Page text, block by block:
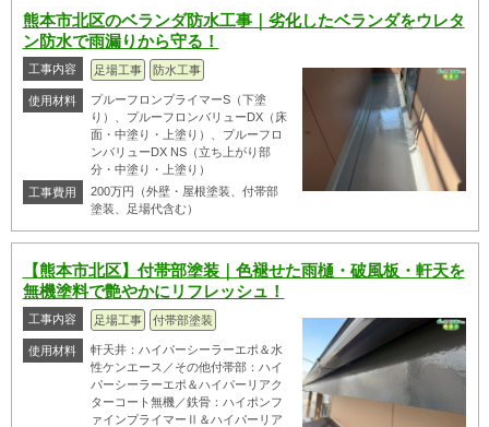
熊本市北区のベランダ防水工事｜劣化したベランダをウレタ
ン防水で雨漏りから守る！
工事内容 足場工事 防水工事
使用材料
プルーフロンプライマーS（下塗
り）、プルーフロンバリューDX（床
面・中塗り・上塗り）、プルーフロ
ンバリューDX NS（立ち上がり部
分・中塗り・上塗り）
工事費用
200万円（外壁・屋根塗装、付帯部
塗装、足場代含む）
【熊本市北区】付帯部塗装｜色褪せた雨樋・破風板・軒天を
無機塗料で艶やかにリフレッシュ！
工事内容 足場工事 付帯部塗装
使用材料
軒天井：ハイパーシーラーエポ＆水
性ケンエース／その他付帯部：ハイ
パーシーラーエポ＆ハイパーリアク
ターコート無機／鉄骨：ハイポンフ
ァインプライマーⅡ＆ハイパーリア